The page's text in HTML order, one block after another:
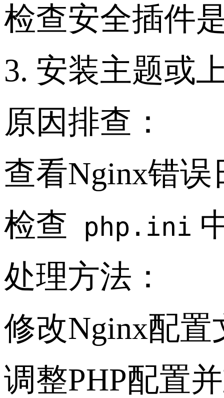
检查安全插件
3. 安装主题或
原因排查：
查看Nginx错
检查 php.ini
处理方法：
修改Nginx配
调整PHP配置